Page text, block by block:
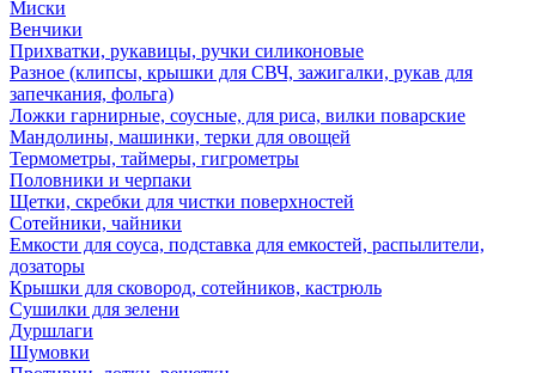
Миски
Венчики
Прихватки, рукавицы, ручки силиконовые
Разное (клипсы, крышки для СВЧ, зажигалки, рукав для
запечкания, фольга)
Ложки гарнирные, соусные, для риса, вилки поварские
Мандолины, машинки, терки для овощей
Термометры, таймеры, гигрометры
Половники и черпаки
Щетки, скребки для чистки поверхностей
Сотейники, чайники
Емкости для соуса, подставка для емкостей, распылители,
дозаторы
Крышки для сковород, сотейников, кастрюль
Сушилки для зелени
Дуршлаги
Шумовки